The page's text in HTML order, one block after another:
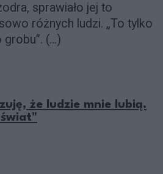
sprawiało jej to
różnych ludzi. „To tylko
(...)
że ludzie mnie lubią.